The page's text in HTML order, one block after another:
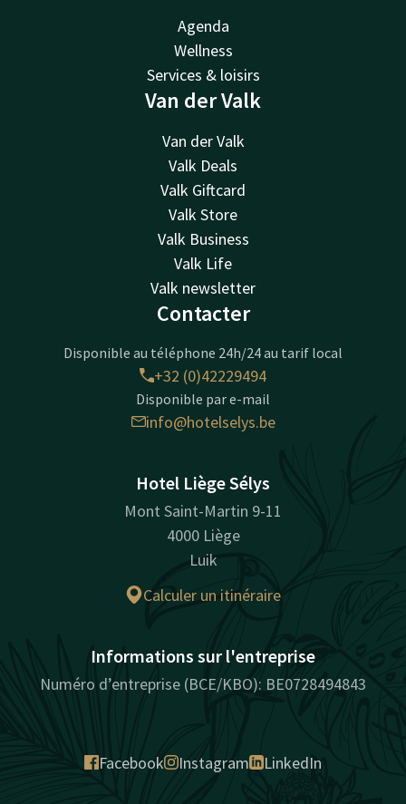
Agenda
Wellness
Services & loisirs
Van der Valk
Van der Valk
Valk Deals
Valk Giftcard
Valk Store
Valk Business
Valk Life
Valk newsletter
Contacter
Disponible au téléphone 24h/24 au tarif local
+32 (0)42229494
Disponible par e-mail
info@hotelselys.be
Hotel Liège Sélys
Mont Saint-Martin 9-11
4000 Liège
Luik
Calculer un itinéraire
Informations sur l'entreprise
Numéro d’entreprise (BCE/KBO): BE0728494843
Facebook Instagram LinkedIn